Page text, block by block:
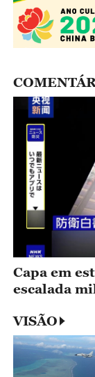
Capa em
escalada
VISÃO